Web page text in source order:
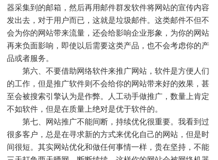
器采集到的邮箱，然后再用邮件群发软件将网站的宣传内容
发出去，对于用户而已，这就是垃圾邮件。这类邮件不但不
会为你的网站带来流量，还会给影响企业形象，为你的网站
再来负面影响，即使以后需要这类产品，也不会考虑你的产
品或者服务。
第六、不要借助网络软件来推广网站，软件是方便人们
的工作，但是推广软件则不会给你的网站带来好的效果，甚
至会被搜索引擎认为是作弊。人工动手做推广，数量上肯定
不如软件，但是在质量上绝对是优于软件的。
第七、网站推广不能间断，持续优化很重要。我看到过
很多客户，总是在寻求新的方式来优化自己的网站，但是时
间很短。其实网站优化和做任何事情一样，贵在坚持，不能